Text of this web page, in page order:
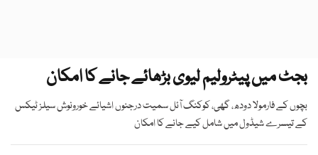
بجٹ میں پیٹرولیم لیوی بڑھائے جانے کا امکان
بچوں کے فارمولا دودھ، گھی، کوکنگ آئل سمیت درجنوں اشیائے خورونوش سیلز ٹیکس
کے تیسرے شیڈول میں شامل کیے جانے کا امکان